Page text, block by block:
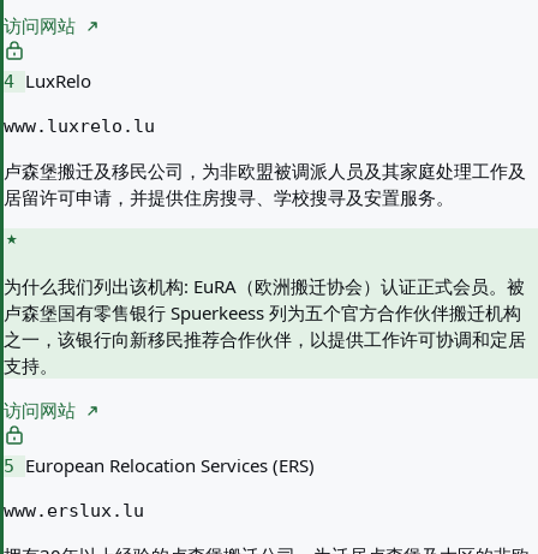
访问网站
4 LuxRelo
www.luxrelo.lu
卢森堡搬迁及移民公司，为非欧盟被调派人员及其家庭处理工作及
居留许可申请，并提供住房搜寻、学校搜寻及安置服务。
为什么我们列出该机构: EuRA（欧洲搬迁协会）认证正式会员。被
卢森堡国有零售银行 Spuerkeess 列为五个官方合作伙伴搬迁机构
之一，该银行向新移民推荐合作伙伴，以提供工作许可协调和定居
支持。
访问网站
5 European Relocation Services (ERS)
www.erslux.lu